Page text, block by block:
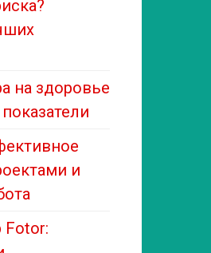
на здоровье
и
Fotor: